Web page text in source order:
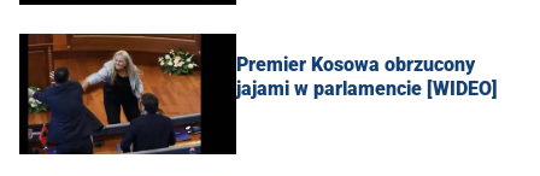
Premier Kosowa obrzucony
jajami w parlamencie [WIDEO]